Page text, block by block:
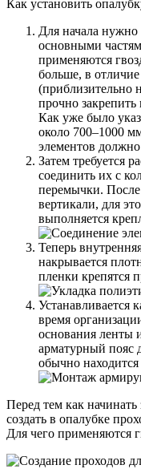
Как установить
Для начала
основными
применяются
больше, в
(приблизительно
прочно
Как уже было
около 700–1000
элементов
Затем требуется
соединить их с
перемычки.
вертикали, для
выполняется
Теперь
накрывается
пленки крепятся
Устанавливается
время
основания ленты
арматурный пояс
обычно
Перед тем как начинать
создать в опалубке
Для чего применяются